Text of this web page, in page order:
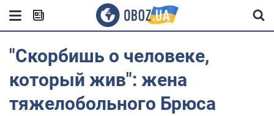
"Скорбишь о человеке,
который жив": жена
тяжелобольного Брюса